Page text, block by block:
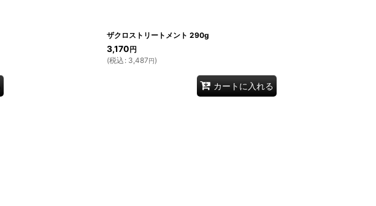
ザクロストリートメント 290g
3,170 円
(税込 : 3,487円)
カートに入れる